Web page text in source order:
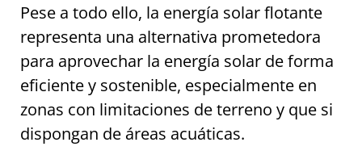
Pese a todo ello, la energía solar flotante
representa una alternativa prometedora
para aprovechar la energía solar de forma
eficiente y sostenible, especialmente en
zonas con limitaciones de terreno y que si
dispongan de áreas acuáticas.